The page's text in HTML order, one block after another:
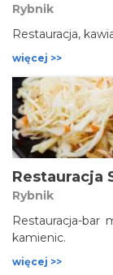
Rybnik
Restauracja,
więcej >>
Restauracja
Rybnik
Restauracja-bar
kamienic.
więcej >>